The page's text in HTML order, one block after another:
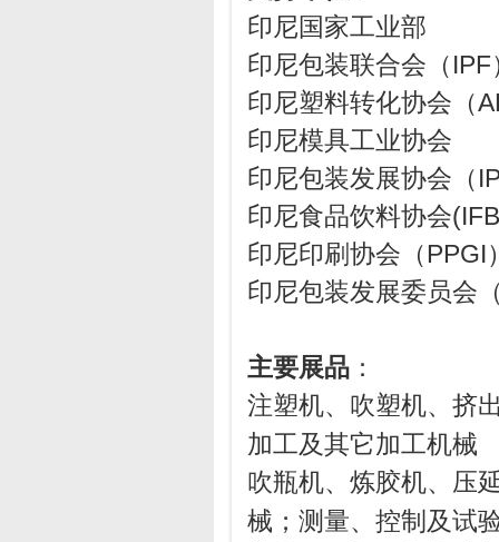
印尼国家工业部
印尼包装联合会（IPF
印尼塑料转化协会（
印尼模具工业协会
印尼包装发展协会（
印尼食品饮料协会
印尼印刷协会（PPGI
印尼包装发展委员会
主要展品
注塑机、吹塑机、挤
加工及其它加工机械
吹瓶机、炼胶机、压
械；测量、控制及试